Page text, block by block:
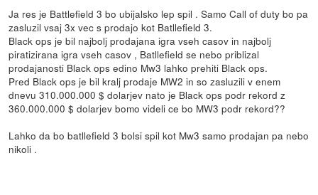
Ja res je Battlefield 3 bo ubijalsko lep spil . Samo Call of duty bo pa
zasluzil vsaj 3x vec s prodajo kot Batllefield 3.
Black ops je bil najbolj prodajana igra vseh casov in najbolj
piratizirana igra vseh casov , Batllefield se nebo priblizal
prodajanosti Black ops edino Mw3 lahko prehiti Black ops.
Pred Black ops je bil kralj prodaje MW2 in so zasluzili v enem
dnevu 310.000.000 $ dolarjev nato je Black ops podr rekord z
360.000.000 $ dolarjev bomo videli ce bo MW3 podr rekord??
Lahko da bo batllefield 3 bolsi spil kot Mw3 samo prodajan pa nebo
nikoli .